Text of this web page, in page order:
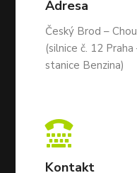
Adresa
Český Brod –
(silnice č. 12
stanice Benzina)

Kontakt